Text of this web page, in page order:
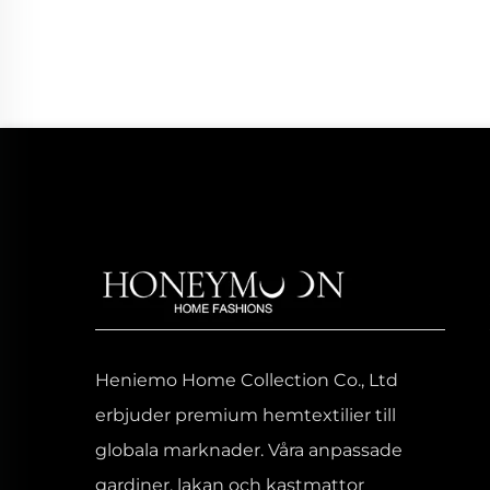
Heniemo Home Collection Co., Ltd
erbjuder premium hemtextilier till
globala marknader. Våra anpassade
gardiner, lakan och kastmattor